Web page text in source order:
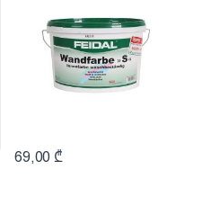
69,00 ₾